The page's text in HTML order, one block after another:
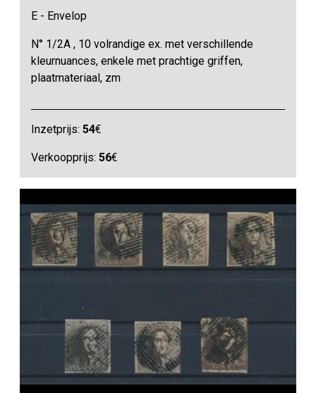
E - Envelop
N° 1/2A , 10 volrandige ex. met verschillende
kleurnuances, enkele met prachtige griffen,
plaatmateriaal, zm
Inzetprijs:54€
Verkoopprijs:56€